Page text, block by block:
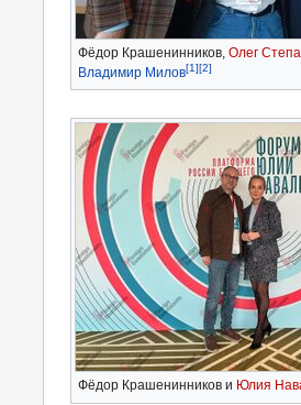
Фёдор Крашенинников, Олег
Владимир Милов[1][2]
Фёдор Крашенинников и Юлия